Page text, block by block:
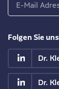
Folgen Sie uns
Dr.
Dr.